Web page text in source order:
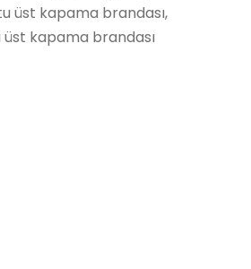
üst kapama brandası,
kapama brandası